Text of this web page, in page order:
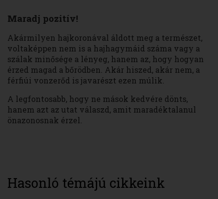
Maradj pozitív!
Akármilyen hajkoronával áldott meg a természet,
voltaképpen nem is a hajhagymáid száma vagy a
szálak minősége a lényeg, hanem az, hogy hogyan
érzed magad a bőrödben. Akár hiszed, akár nem, a
férfiúi vonzerőd is javarészt ezen múlik.
A legfontosabb, hogy ne mások kedvére dönts,
hanem azt az utat válaszd, amit maradéktalanul
önazonosnak érzel.
Hasonló témájú cikkeink